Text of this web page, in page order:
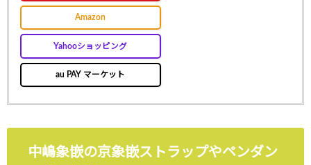
Amazon
Yahooショッピング
au PAY マーケット
中嶋象嵌の京象嵌ストラップやペンダン